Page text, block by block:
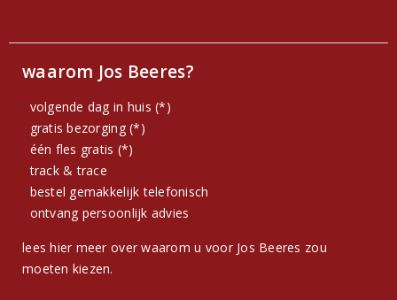
waarom Jos Beeres?
volgende dag in huis (*)
gratis bezorging (*)
één fles gratis (*)
track & trace
bestel gemakkelijk telefonisch
ontvang persoonlijk advies
lees hier meer over waarom u voor Jos Beeres zou
moeten kiezen.